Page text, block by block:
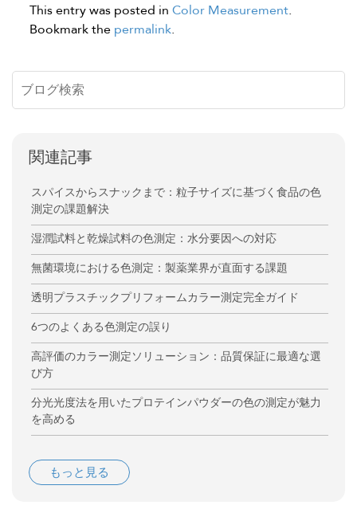
This entry was posted in Color Measurement.
Bookmark the permalink.
関連記事
スパイスからスナックまで：粒子サイズに基づく食品の色
測定の課題解決
湿潤試料と乾燥試料の色測定：水分要因への対応
無菌環境における色測定：製薬業界が直面する課題
透明プラスチックプリフォームカラー測定完全ガイド
6つのよくある色測定の誤り
高評価のカラー測定ソリューション：品質保証に最適な選
び方
分光光度法を用いたプロテインパウダーの色の測定が魅力
を高める
もっと見る